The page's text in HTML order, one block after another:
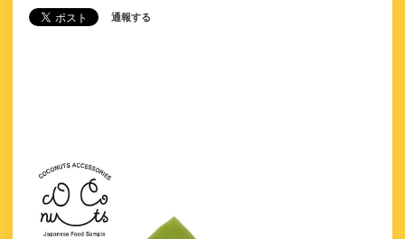
通報する